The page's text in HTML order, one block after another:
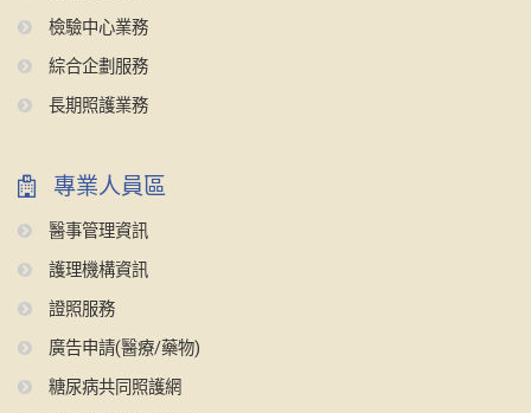
檢驗中心業務
綜合企劃服務
長期照護業務
專業人員區
醫事管理資訊
護理機構資訊
證照服務
廣告申請(醫療/藥物)
糖尿病共同照護網